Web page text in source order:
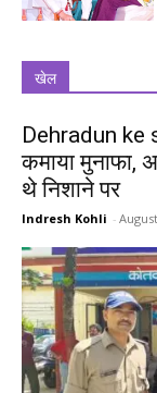
खेल
Dehradun ke
कमाया मुनाफा,
थे निशाने पर
Indresh Kohli -